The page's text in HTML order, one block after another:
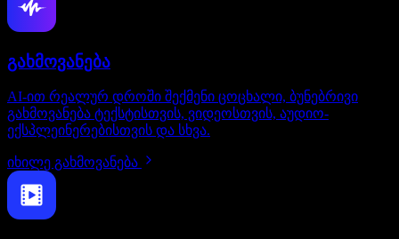
გახმოვანება
AI-ით რეალურ დროში შექმენი ცოცხალი, ბუნებრივი
გახმოვანება ტექსტისთვის, ვიდეოსთვის, აუდიო-
ექსპლეინერებისთვის და სხვა.
იხილე გახმოვანება